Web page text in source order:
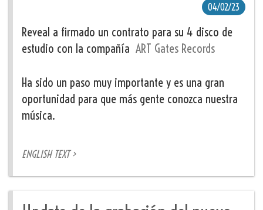
04/02/23
Reveal a firmado un contrato para su 4 disco de
estudio con la compañía ART Gates Records
Ha sido un paso muy importante y es una gran
oportunidad para que más gente conozca nuestra
música.
ENGLISH TEXT >